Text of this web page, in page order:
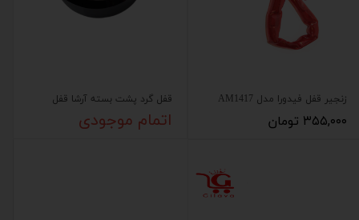
زنجیر قفل فیدورا مدل AM1417
۳۵۵,۰۰۰ تومان
قفل گرد پشت بسته آرشا قفل
اتمام موجودی